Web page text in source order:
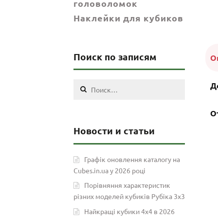
головоломок
Наклейки для кубиков
Поиск по записям
Найти:
Новости и статьи
Графік оновлення каталогу на
Cubes.in.ua у 2026 році
Порівняння характеристик
різних моделей кубиків Рубіка 3х3
Найкращі кубики 4х4 в 2026